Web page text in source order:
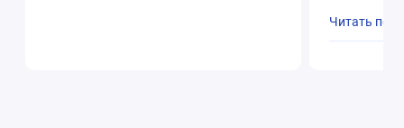
Читать